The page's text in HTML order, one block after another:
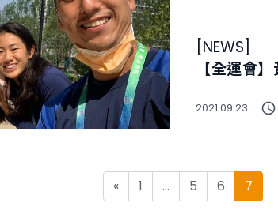
[NEWS]
【全運會
2021.09.23
Posts
« 1 … 5 6 7